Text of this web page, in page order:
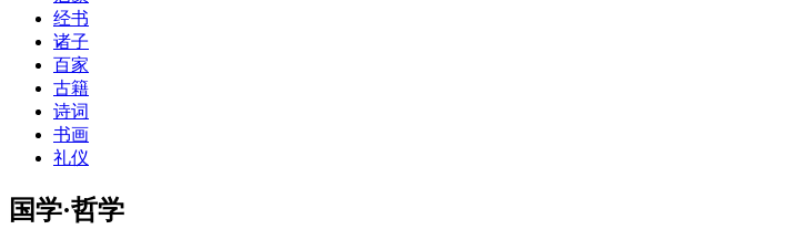
经书
诸子
百家
古籍
诗词
书画
礼仪
国学·哲学